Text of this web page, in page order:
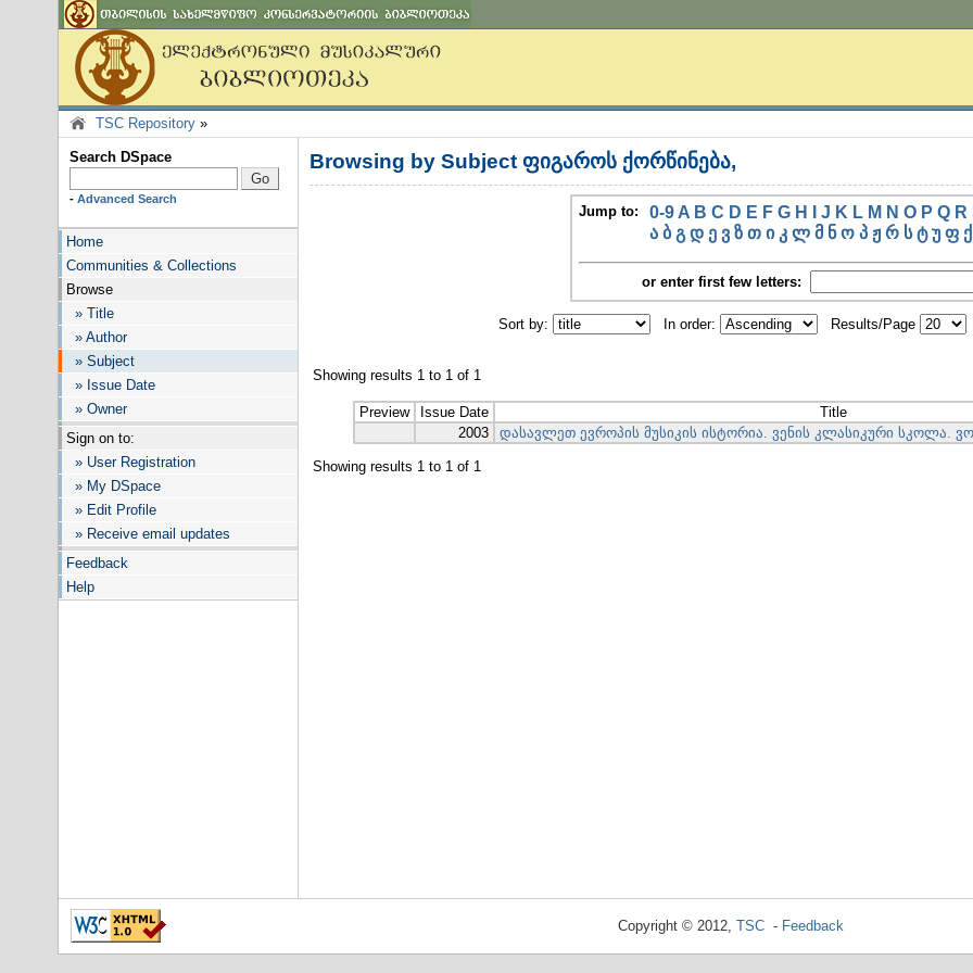
TSC Repository »
Search DSpace
- Advanced Search
Home
Communities & Collections
Browse
» Title
» Author
» Subject
» Issue Date
» Owner
Sign on to:
» User Registration
» My DSpace
» Edit Profile
» Receive email updates
Feedback
Help
Browsing by Subject ფიგაროს ქორწინება,
Jump to: 0-9 A B C D E F G H J K L M N O P Q R
ა ბ გ დ ე ვ ზ თ ი კ ლ მ ნ ო პ ჟ რ ს ტ უ ფ ქ
or enter first few letters:
Sort by: In order: Results/Page
Showing results 1 to 1 of 1
Preview Issue Date Title
2003
დასავლეთ ევროპის მუსიკის ისტორია. ვენის კლასიკური სკოლა.
Showing results 1 to 1 of 1
Copyright © 2012, TSC- Feedback